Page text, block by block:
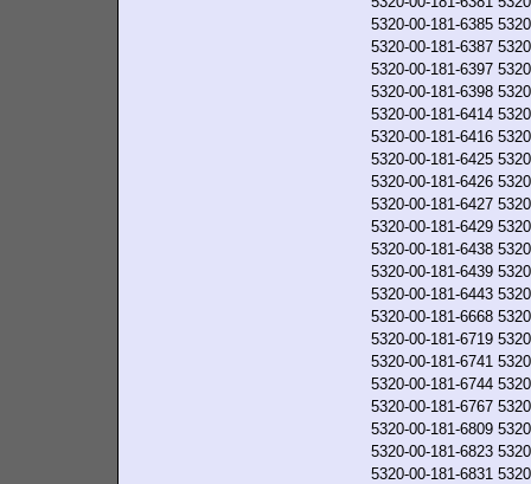
5320-00-181-6385
5320-00-181-6387
5320-00-181-6397
5320-00-181-6398
5320-00-181-6414
5320-00-181-6416
5320-00-181-6425
5320-00-181-6426
5320-00-181-6427
5320-00-181-6429
5320-00-181-6438
5320-00-181-6439
5320-00-181-6443
5320-00-181-6668
5320-00-181-6719
5320-00-181-6741
5320-00-181-6744
5320-00-181-6767
5320-00-181-6809
5320-00-181-6823
5320-00-181-6831